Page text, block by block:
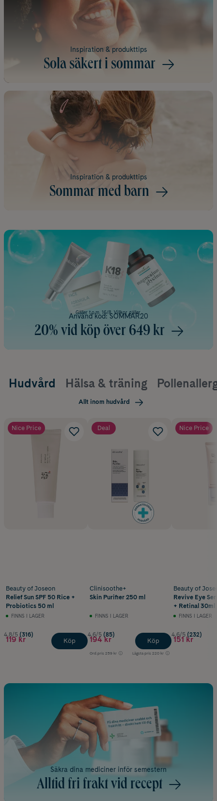
Inspiration & produkttips
Sola säkert i sommar
Inspiration & produkttips
Sommar med barn
Använd kod: SOMMAR20
20% vid köp över 649 kr
Gäller t.o.m. 16/8. Villkor gäller.
Hudvård Hälsa & träning
Allt inom hudvård
Nice Price
Beauty of Joseon
Relief Sun SPF 50 Rice +
Probiotics 50 ml
FINNS I LAGER
4.8/5 (316)
119 kr Köp
Deal
Clinisoothe+
Skin Purifier 250 ml
FINNS I LAGER
4.6/5 (85)
194 kr
Ord.pris 259 kr Lägsta pris 220 kr
Köp
Nice Price
Beauty of
Revive Eye
+ Retinal 30ml
FINNS I LAGER
4.6/5 (232)
151 kr
Säkra dina mediciner inför semestern
Alltid fri frakt vid recept